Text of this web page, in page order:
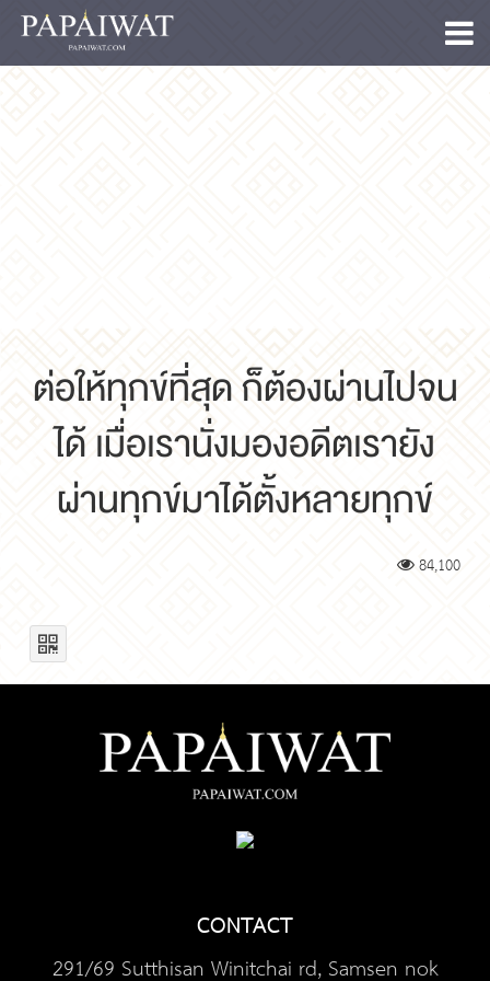
ต่อให้ทุกข์ที่สุด ก็ต้องผ่านไปจน
ได้ เมื่อเรานั่งมองอดีตเรายัง
ผ่านทุกข์มาได้ตั้งหลายทุกข์
84,100
CONTACT
291/69 Sutthisan Winitchai rd, Samsen nok